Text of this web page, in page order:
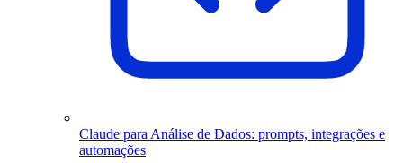
Claude para Análise de Dados: prompts, integrações e
automações